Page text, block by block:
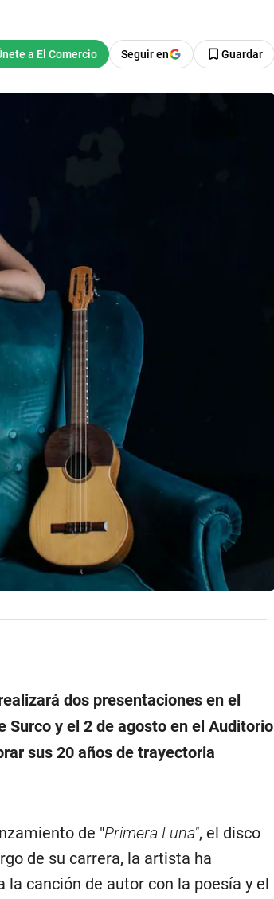
Seguir en Guardar
dos presentaciones en el
Surco y el 2 de agosto en el Auditorio
sus 20 años de trayectoria
de "Primera Luna", el disco
de su carrera, la artista ha
canción de autor con la poesía y el